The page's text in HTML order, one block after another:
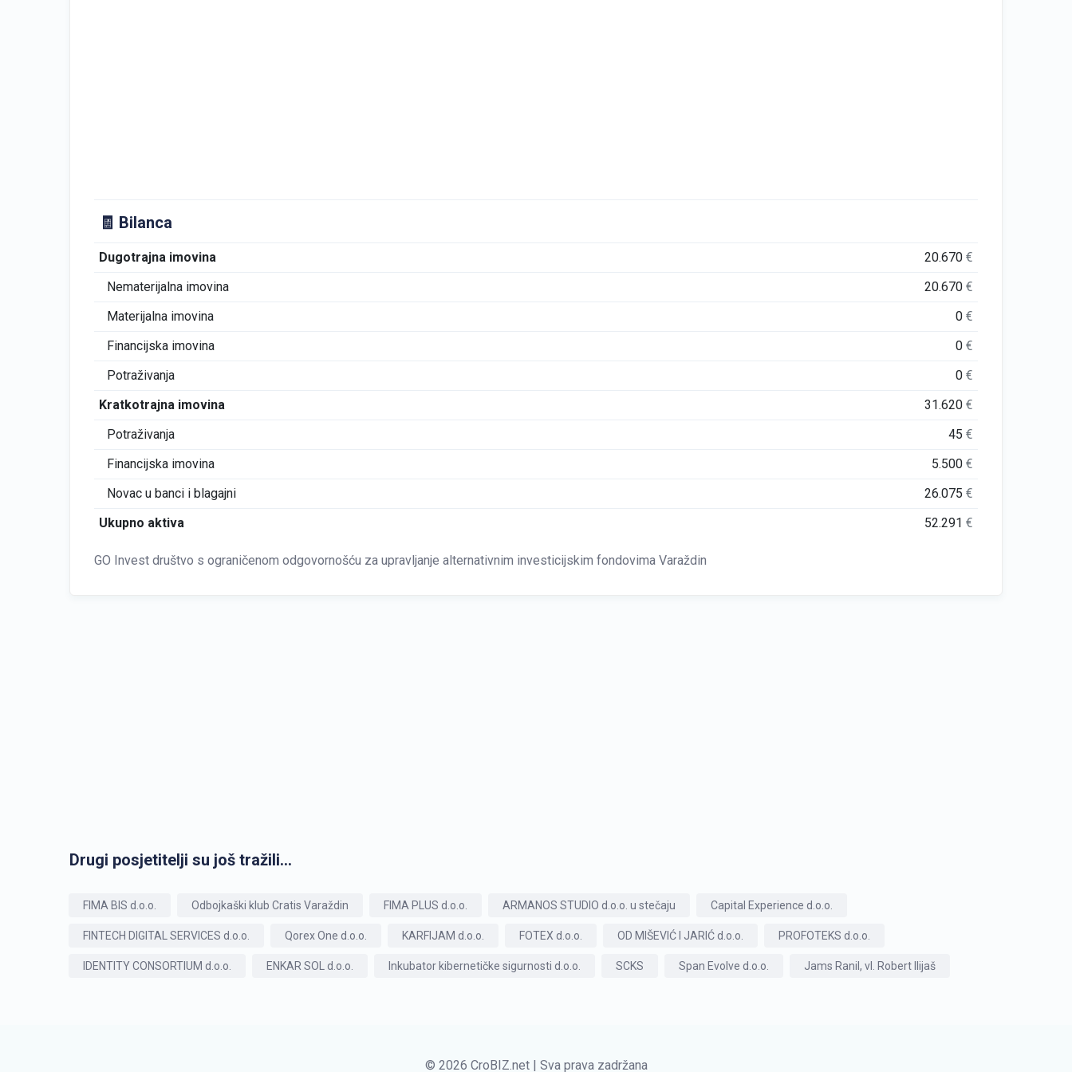
🧾 Bilanca
Dugotrajna imovina 20.670€
Nematerijalna imovina
20.670€
Materijalna imovina
0€
Financijska imovina
0€
Potraživanja
0€
Kratkotrajna imovina
31.620€
Potraživanja
45€
Financijska imovina
5.500€
Novac u banci i blagajni
26.075€
Ukupno aktiva
52.291€
GO Invest društvo s ograničenom odgovornošću za upravljanje alternativnim investicijskim fondovima Varaždin
Drugi posjetitelji su još tražili...
FIMA BIS d.o.o. Odbojkaški klub Cratis Varaždin FIMA PLUS d.o.o. ARMANOS STUDIO d.o.o. u stečaju Capital Experience d.o.o.
FINTECH DIGITAL SERVICES d.o.o. Qorex One d.o.o. KARFIJAM d.o.o. FOTEX d.o.o. OD MIŠEVIĆ I JARIĆ d.o.o. PROFOTEKS d.o.o.
IDENTITY CONSORTIUM d.o.o. ENKAR SOL d.o.o. Inkubator kibernetičke sigurnosti d.o.o. SCKS Span Evolve d.o.o. Jams Ranil, vl. Robert Ilijaš
© 2026 CroBIZ.net | Sva prava zadržana